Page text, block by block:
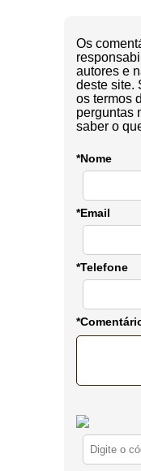
Os
autores e
deste site.
os termos
perguntas
saber o
*Nome
*Email
*Telefone